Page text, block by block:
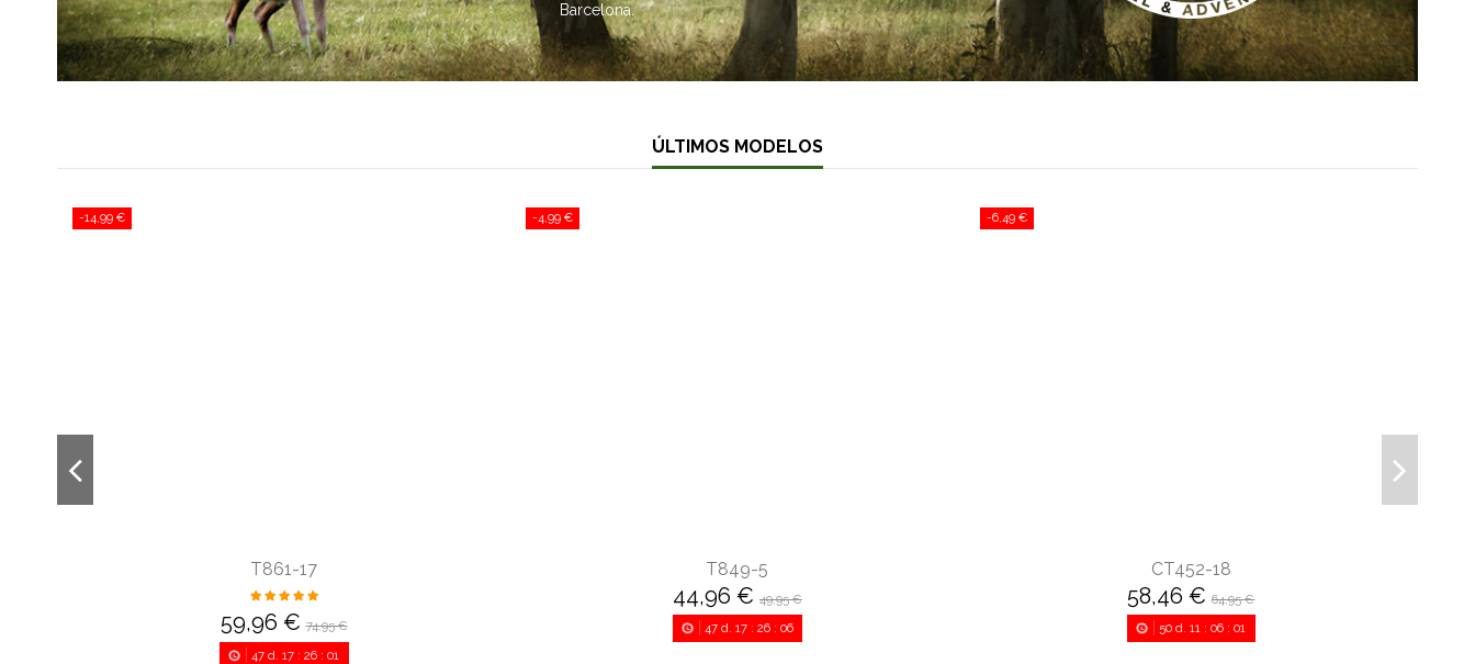
Barcelona.
ÚLTIMOS MODELOS
-14,99 €
T861-17
59,96 €74,95 €
47d. 17: 26: 00
-4,99 €
T849-5
44,96 € 49,95 €
47d. 17: 26: 05
-6,49 €
CT452-18
58,46 €64,95 €
50d. 11: 06: 00